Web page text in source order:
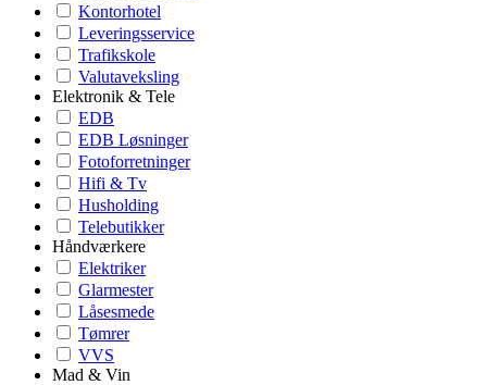
Kontorhotel
Leveringsservice
Trafikskole
Valutaveksling
Elektronik & Tele
EDB
EDB Løsninger
Fotoforretninger
Hifi & Tv
Husholding
Telebutikker
Håndværkere
Elektriker
Glarmester
Låsesmede
Tømrer
VVS
Mad & Vin